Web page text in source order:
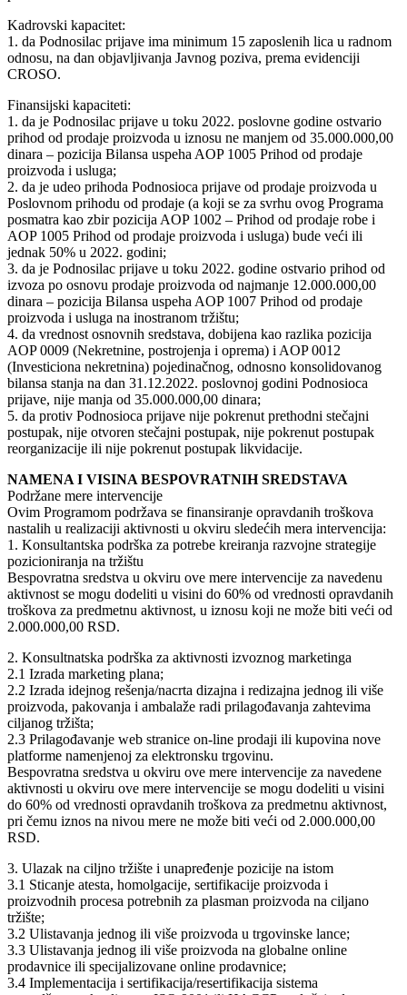
Kadrovski kapacitet:
1. da Podnosilac prijave ima minimum 15 zaposlenih lica u radnom
odnosu, na dan objavljivanja Javnog poziva, prema evidenciji
CROSO.
Finansijski kapaciteti:
1. da je Podnosilac prijave u toku 2022. poslovne godine ostvario
prihod od prodaje proizvoda u iznosu ne manjem od 35.000.000,00
dinara – pozicija Bilansa uspeha AOP 1005 Prihod od prodaje
proizvoda i usluga;
2. da je udeo prihoda Podnosioca prijave od prodaje proizvoda u
Poslovnom prihodu od prodaje (a koji se za svrhu ovog Programa
posmatra kao zbir pozicija AOP 1002 – Prihod od prodaje robe i
AOP 1005 Prihod od prodaje proizvoda i usluga) bude veći ili
jednak 50% u 2022. godini;
3. da je Podnosilac prijave u toku 2022. godine ostvario prihod od
izvoza po osnovu prodaje proizvoda od najmanje 12.000.000,00
dinara – pozicija Bilansa uspeha AOP 1007 Prihod od prodaje
proizvoda i usluga na inostranom tržištu;
4. da vrednost osnovnih sredstava, dobijena kao razlika pozicija
AOP 0009 (Nekretnine, postrojenja i oprema) i AOP 0012
(Investiciona nekretnina) pojedinačnog, odnosno konsolidovanog
bilansa stanja na dan 31.12.2022. poslovnoj godini Podnosioca
prijave, nije manja od 35.000.000,00 dinara;
5. da protiv Podnosioca prijave nije pokrenut prethodni stečajni
postupak, nije otvoren stečajni postupak, nije pokrenut postupak
reorganizacije ili nije pokrenut postupak likvidacije.
NAMENA I VISINA BESPOVRATNIH SREDSTAVA
Podržane mere intervencije
Ovim Programom podržava se finansiranje opravdanih troškova
nastalih u realizaciji aktivnosti u okviru sledećih mera intervencija:
1. Konsultantska podrška za potrebe kreiranja razvojne strategije
pozicioniranja na tržištu
Bespovratna sredstva u okviru ove mere intervencije za navedenu
aktivnost se mogu dodeliti u visini do 60% od vrednosti opravdanih
troškova za predmetnu aktivnost, u iznosu koji ne može biti veći od
2.000.000,00 RSD.
2. Konsultnatska podrška za aktivnosti izvoznog marketinga
2.1 Izrada marketing plana;
2.2 Izrada idejnog rešenja/nacrta dizajna i redizajna jednog ili više
proizvoda, pakovanja i ambalaže radi prilagođavanja zahtevima
ciljanog tržištа;
2.3 Prilagođavanje web stranice on-line prodaji ili kupovina nove
platforme namenjenoj za elektronsku trgovinu.
Bespovratna sredstva u okviru ove mere intervencije za navedene
aktivnosti u okviru ove mere intervencije se mogu dodeliti u visini
do 60% od vrednosti opravdanih troškova za predmetnu aktivnost,
pri čemu iznos na nivou mere ne može biti veći od 2.000.000,00
RSD.
3. Ulazak na ciljno tržište i unapređenje pozicije na istom
3.1 Sticanje atesta, homolgacije, sertifikacije proizvoda i
proizvodnih procesa potrebnih za plasman proizvoda na ciljano
tržište;
3.2 Ulistavanja jednog ili više proizvoda u trgovinske lance;
3.3 Ulistavanja jednog ili više proizvoda na globalne online
prodavnice ili specijalizovane online prodavnice;
3.4 Implementacija i sertifikacija/resertifikacija sistema